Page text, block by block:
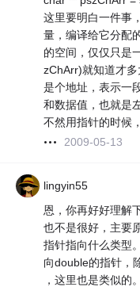
这里要明白一件事
量，编译给它分配
的空间，仅仅只是
zChArr)就知道才
是个地址，表示一
和数据值，也就是
不然用指针的时候
2009-05-13
lingyin55
恩，你再好好理解
也不是很好，主要
指针指向什么类型
向double的指针，
，这里也是类似的。